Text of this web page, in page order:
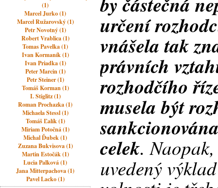
(1)
Marcel Jurko (1)
Marcel Ružarovský (1)
Petr Novotný (1)
Robert Vrablica (1)
Tomas Pavelka (1)
Ivan Kormaník (1)
Ivan Priadka (1)
Peter Marcin (1)
Petr Steiner (1)
Tomáš Korman (1)
I. Stiglitz (1)
Roman Prochazka (1)
Michaela Stessl (1)
Tomáš Ľalík (1)
Miriam Potočná (1)
Michal Ďubek (1)
Zuzana Bukvisova (1)
Martin Estočák (1)
Lucia Palková (1)
Jana Mitterpachova (1)
Pavel Lacko (1)
určení
vnášela tak
právních
rozhodčího
musela být
celek.
uvedený